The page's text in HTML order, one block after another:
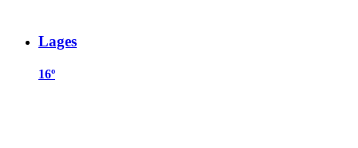
Lages
16º